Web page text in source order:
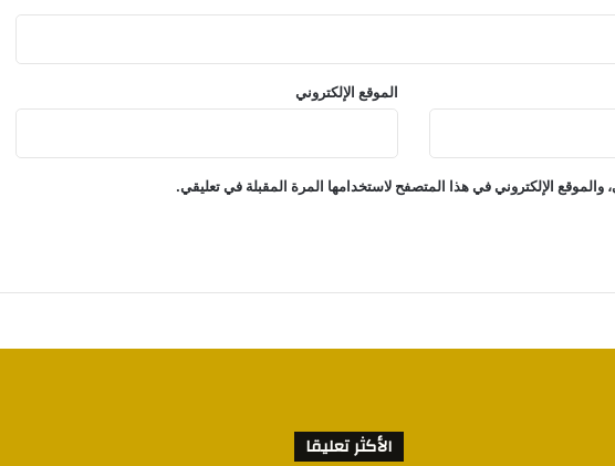
الموقع الإلكتروني
الإلكتروني في هذا المتصفح لاستخدامها المرة المقبلة في تعليقي.
الأكثر تعليقا